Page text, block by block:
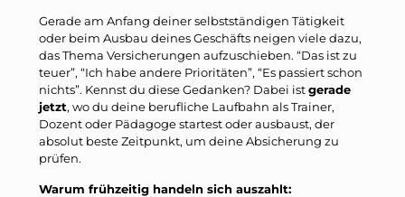
Gerade am Anfang deiner selbstständigen Tätigkeit
oder beim Ausbau deines Geschäfts neigen viele dazu,
das Thema Versicherungen aufzuschieben. “Das ist zu
teuer”, “Ich habe andere Prioritäten”, “Es passiert schon
nichts”. Kennst du diese Gedanken? Dabei istgerade
jetzt, wo du deine berufliche Laufbahn als Trainer,
Dozent oder Pädagoge startest oder ausbaust, der
absolut beste Zeitpunkt, um deine Absicherung zu
prüfen.
Warum frühzeitig handeln sich auszahlt: